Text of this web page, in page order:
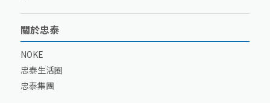
關於忠泰
NOKE
忠泰生活圈
忠泰集團